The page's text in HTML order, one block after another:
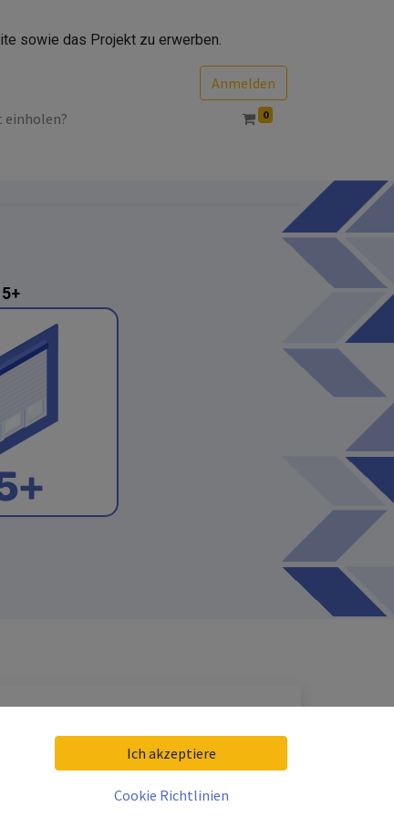
sowie das Projekt zu erwerben.
Anmelden
einholen? 0
5+
Ich akzeptiere
Cookie Richtlinien